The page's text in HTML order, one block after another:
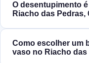
O desentupimento
Riacho das Pedras,
Como escolher um
vaso no Riacho das